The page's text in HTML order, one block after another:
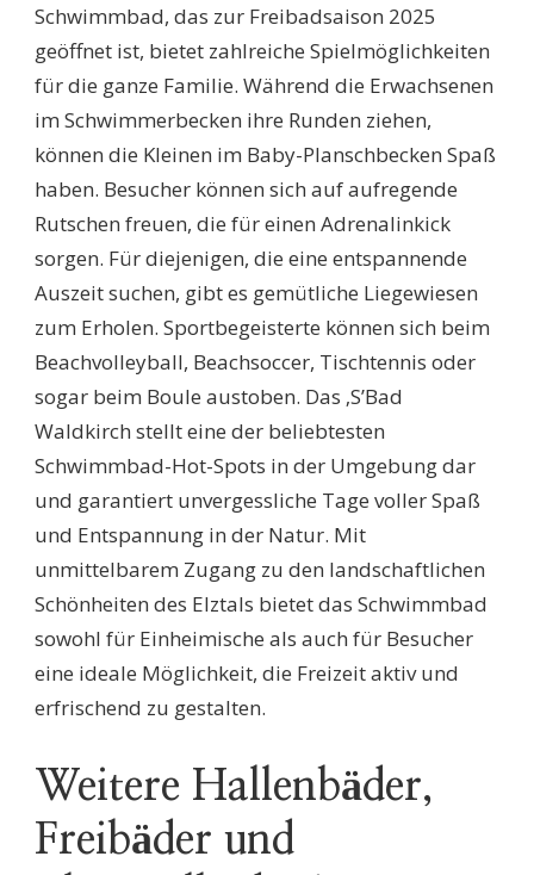
Schwimmbad, das zur Freibadsaison 2025
geöffnet ist, bietet zahlreiche Spielmöglichkeiten
für die ganze Familie. Während die Erwachsenen
im Schwimmerbecken ihre Runden ziehen,
können die Kleinen im Baby-Planschbecken Spaß
haben. Besucher können sich auf aufregende
Rutschen freuen, die für einen Adrenalinkick
sorgen. Für diejenigen, die eine entspannende
Auszeit suchen, gibt es gemütliche Liegewiesen
zum Erholen. Sportbegeisterte können sich beim
Beachvolleyball, Beachsoccer, Tischtennis oder
sogar beim Boule austoben. Das ‚S’Bad
Waldkirch stellt eine der beliebtesten
Schwimmbad-Hot-Spots in der Umgebung dar
und garantiert unvergessliche Tage voller Spaß
und Entspannung in der Natur. Mit
unmittelbarem Zugang zu den landschaftlichen
Schönheiten des Elztals bietet das Schwimmbad
sowohl für Einheimische als auch für Besucher
eine ideale Möglichkeit, die Freizeit aktiv und
erfrischend zu gestalten.
Weitere Hallenbäder,
Freibäder und